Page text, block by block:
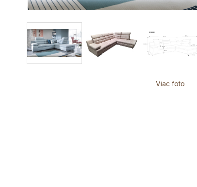
Viac foto